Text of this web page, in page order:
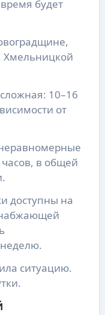
будет
10–16
от
в общей
доступны на
ситуацию.